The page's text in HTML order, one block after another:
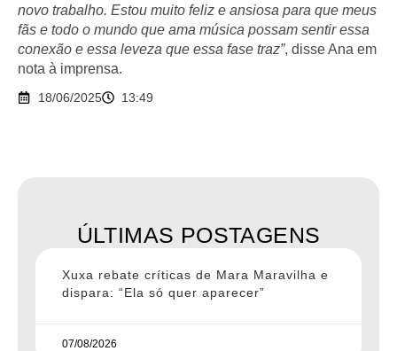
novo trabalho. Estou muito feliz e ansiosa para que meus
fãs e todo o mundo que ama música possam sentir essa
conexão e essa leveza que essa fase traz”, disse Ana em
nota à imprensa.
18/06/2025 13:49
ÚLTIMAS POSTAGENS
Xuxa rebate críticas de Mara Maravilha e
dispara: “Ela só quer aparecer”
07/08/2026